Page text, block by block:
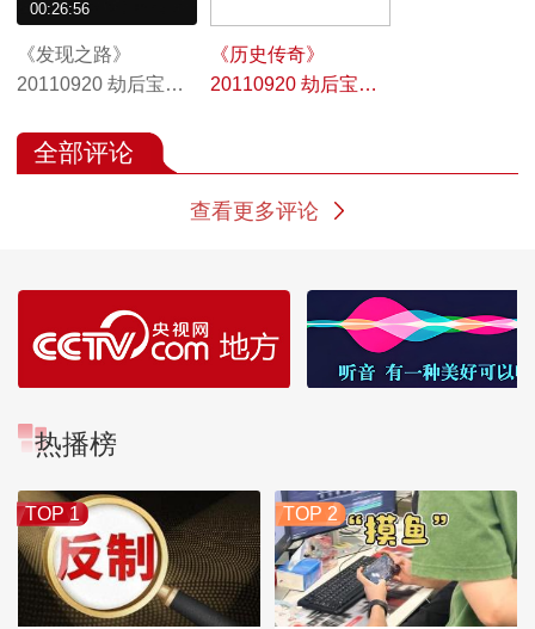
《发现之路》
20110920 劫后宝藏
00:26:56
《历史传奇》
20110920 劫后宝藏
全部评论
查看更多评论
热播榜
TOP 1 TOP 2